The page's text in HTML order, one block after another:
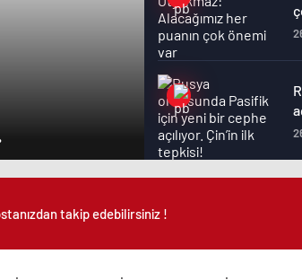
takip edebilirsiniz !